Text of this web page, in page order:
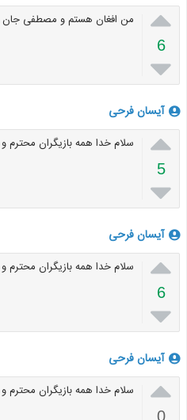

6

من افغان هستم و مصطفی جان
آیسان فرحی

5

سلام خدا همه بازیگران محترم
آیسان فرحی

6

سلام خدا همه بازیگران محترم
آیسان فرحی

0
سلام خدا همه بازیگران محترم